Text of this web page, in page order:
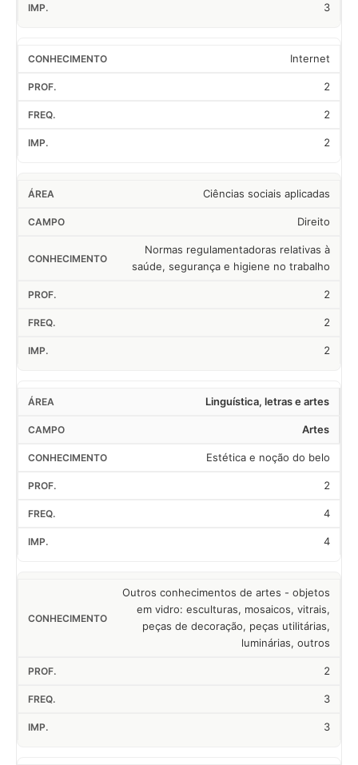
3
Internet
2
2
2
Ciências sociais aplicadas
Direito
Normas regulamentadoras relativas à
saúde, segurança e higiene no trabalho
2
2
2
Linguística, letras e artes
Artes
Estética e noção do belo
2
4
4
Outros conhecimentos de artes - objetos
em vidro: esculturas, mosaicos, vitrais,
peças de decoração, peças utilitárias,
luminárias, outros
2
3
3